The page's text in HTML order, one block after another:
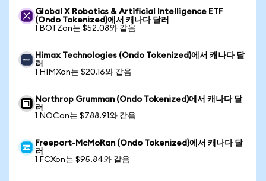
Global X Robotics & Artificial Intelligence ETF
(Ondo Tokenized)에서 캐나다 달러
1 BOTZon는 $52.08와 같음
Himax Technologies (Ondo Tokenized)에서 캐나다 달
러
1 HIMXon는 $20.16와 같음
Northrop Grumman (Ondo Tokenized)에서 캐나다 달
러
1 NOCon는 $788.91와 같음
Freeport-McMoRan (Ondo Tokenized)에서 캐나다 달
러
1 FCXon는 $95.84와 같음